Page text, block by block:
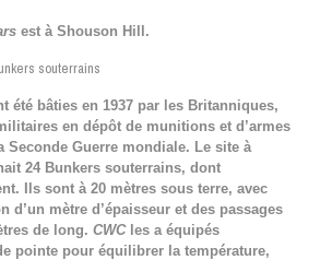
est à Shouson Hill.
souterrains
été bâties en 1937 par les Britanniques,
en dépôt de munitions et d’armes
Seconde Guerre mondiale. Le site à
24 Bunkers souterrains, dont
Ils sont à 20 mètres sous terre, avec
d’un mètre d’épaisseur et des passages
de long. CWCles a équipés
pointe pour équilibrer la température,